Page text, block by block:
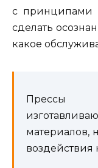
с принципами
сделать
какое
Прессы
материалов,
воздействия